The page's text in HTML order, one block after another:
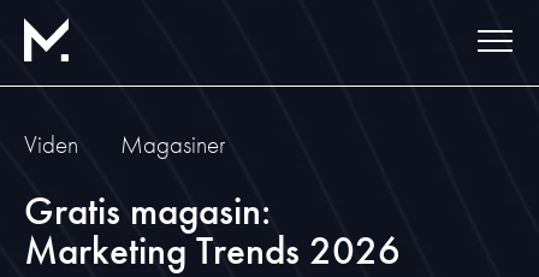
Viden Magasiner
Gratis magasin:
Marketing Trends 2026